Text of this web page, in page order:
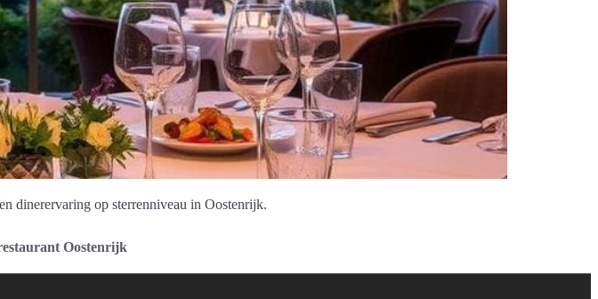
dinerervaring op sterrenniveau in Oostenrijk.
Oostenrijk